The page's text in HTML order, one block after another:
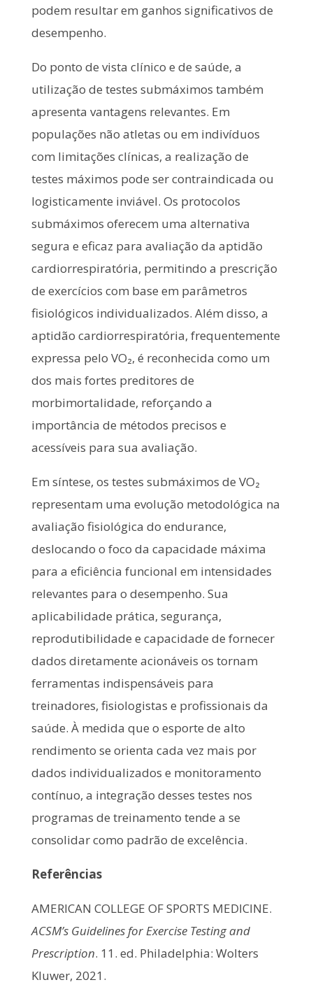
podem resultar em ganhos significativos de
desempenho.
Do ponto de vista clínico e de saúde, a
utilização de testes submáximos também
apresenta vantagens relevantes. Em
populações não atletas ou em indivíduos
com limitações clínicas, a realização de
testes máximos pode ser contraindicada ou
logisticamente inviável. Os protocolos
submáximos oferecem uma alternativa
segura e eficaz para avaliação da aptidão
cardiorrespiratória, permitindo a prescrição
de exercícios com base em parâmetros
fisiológicos individualizados. Além disso, a
aptidão cardiorrespiratória, frequentemente
expressa pelo VO₂, é reconhecida como um
dos mais fortes preditores de
morbimortalidade, reforçando a
importância de métodos precisos e
acessíveis para sua avaliação.
Em síntese, os testes submáximos de VO₂
representam uma evolução metodológica na
avaliação fisiológica do endurance,
deslocando o foco da capacidade máxima
para a eficiência funcional em intensidades
relevantes para o desempenho. Sua
aplicabilidade prática, segurança,
reprodutibilidade e capacidade de fornecer
dados diretamente acionáveis os tornam
ferramentas indispensáveis para
treinadores, fisiologistas e profissionais da
saúde. À medida que o esporte de alto
rendimento se orienta cada vez mais por
dados individualizados e monitoramento
contínuo, a integração desses testes nos
programas de treinamento tende a se
consolidar como padrão de excelência.
Referências
AMERICAN COLLEGE OF SPORTS MEDICINE.
ACSM’s Guidelines for Exercise Testing and
Prescription. 11. ed. Philadelphia: Wolters
Kluwer, 2021.